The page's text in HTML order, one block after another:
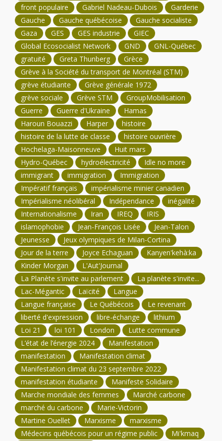
front populaire
Gabriel Nadeau-Dubois
Garderie
Gauche
Gauche québécoise
Gauche socialiste
Gaza
GES GES industrie
GIEC
Global Ecosocialist Network
GND
GNL-Québec
gratuité
Greta Thunberg
Grèce
Grève à la Société du transport de Montréal (STM)
grève étudiante
Grève générale 1972
grève sociale
Grève STM
GroupMobilisation
Guerre
Guerre d'Ukraine
Hamas
Haroun Bouazzi
Harper
histoire
histoire de la lutte de classe
histoire ouvrière
Hochelaga-Maisonneuve
Huit mars
Hydro-Québec
hydroélectricité
Idle no more
immigrant
immigration
Immigration
Impératif français
impérialisme minier canadien
Impérialisme néolibéral
Indépendance
inégalité
Internationalisme
Iran IREQ
IRIS
islamophobie
Jean-François Lisée
Jean-Talon
Jeunesse
Jeux olympiques de Milan-Cortina
Jour de la terre
Joyce Echaguan
Kanyen'kehà:ka
Kinder Morgan
L'Aut'Journal
La Planète s'invite au parlement
La planète s'invite...
Lac-Mégantic
Laïcité
Langue
Langue française
Le Québécois
Le revenant
liberté d'expression
libre-échange
lithium
Loi 21
loi 101 London
Lutte commune
L’état de l’énergie 2024
Manifestation
manifestation
Manifestation climat
Manifestation climat du 23 septembre 2022
manifestation étudiante
Manifeste Solidaire
Marche mondiale des femmes
Marché carbone
marché du carbone
Marie-Victorin
Martine Ouellet
Marxisme
marxisme
Médecins québécois pour un régime public
Mi'kmaq